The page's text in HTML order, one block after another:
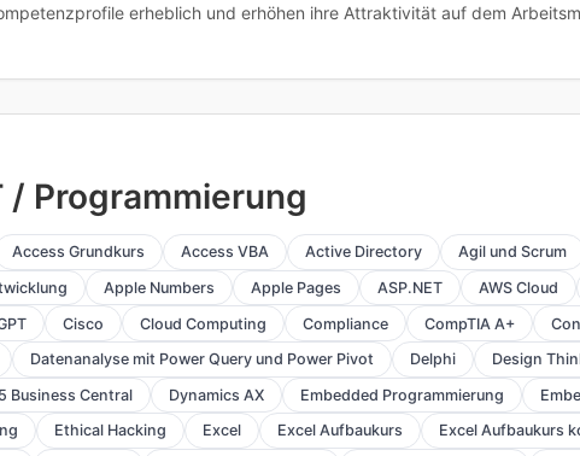
erheblich und erhöhen ihre Attraktivität auf dem
/ Programmierung
Access Grundkurs Access VBA Active Directory Agil und Scrum
Apple Numbers Apple Pages ASP.NET AWS Cloud
Cisco Cloud Computing Compliance CompTIA A+
Datenanalyse mit Power Query und Power Pivot Delphi Design
Business Central Dynamics AX Embedded Programmierung
Ethical Hacking Excel Excel Aufbaukurs Excel Aufbaukurs